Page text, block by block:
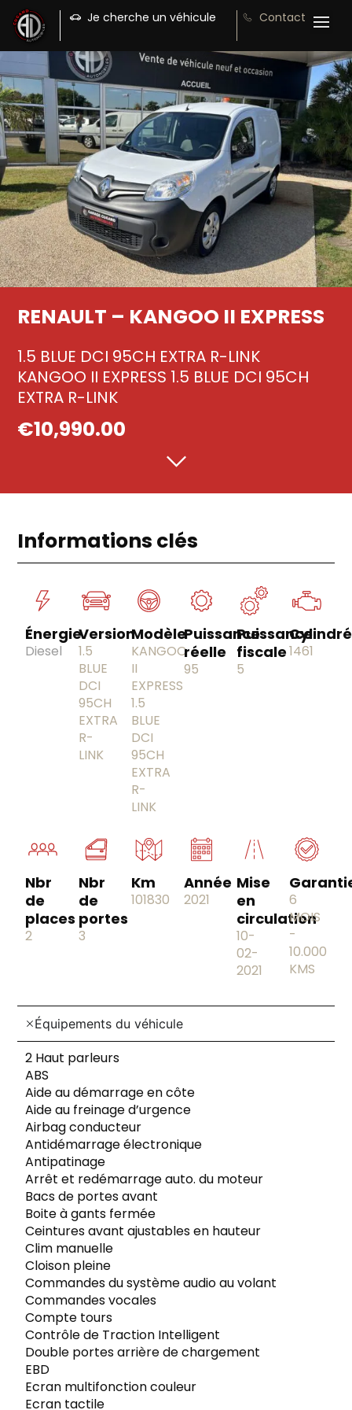
Contact
Je cherche un véhicule
RENAULT – KANGOO II EXPRESS
1.5 BLUE DCI 95CH EXTRA R-LINK
KANGOO II EXPRESS 1.5 BLUE DCI 95CH
EXTRA R-LINK
€10,990.00
Informations clés
Énergie
Diesel
Version
1.5
BLUE
DCI
95CH
EXTRA
R-
LINK
Modèle
KANGOO
II
EXPRESS
1.5
BLUE
DCI
95CH
EXTRA
R-
LINK
Puissance
réelle
95
Puissance
fiscale
5
1461
Nbr
de
places
2
Nbr
de
portes
3
Km
101830
Année
2021
Mise
en
circulation
10-
02-
2021
6
MOIS
-
10.000
KMS
Équipements du véhicule
2 Haut parleurs
ABS
Aide au démarrage en côte
Aide au freinage d’urgence
Airbag conducteur
Antidémarrage électronique
Antipatinage
Arrêt et redémarrage auto. du moteur
Bacs de portes avant
Boite à gants fermée
Ceintures avant ajustables en hauteur
Clim manuelle
Cloison pleine
Commandes du système audio au volant
Commandes vocales
Compte tours
Contrôle de Traction Intelligent
Double portes arrière de chargement
EBD
Ecran multifonction couleur
Ecran tactile